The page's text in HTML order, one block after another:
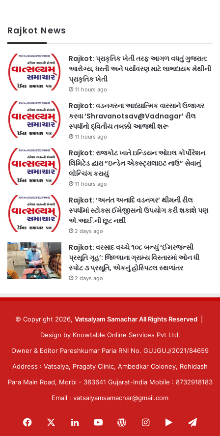
Rajkot News
Rajkot: પ્રાકૃતિક ખેતી તરફ આગળ વધતું ગુજરાત:
આરોગ્ય, ધરતી અને પર્યાવરણ માટે લાભદાયક મેથીની
પ્રાકૃતિક ખેતી
11 hours ago
Rajkot: વડનગરના આધ્યાત્મિક વારસાને ઉજાગર
કરવા ‘Shravanotsav@Vadnagar’ રીલ
સ્પર્ધાનો દ્વિતીય તબક્કો આજથી શરૂ
11 hours ago
Rajkot: રાજકોટ ખાતે ઇન્ડિયન ઓઇલ કોર્પોરેશન
લિમિટેડ દ્વારા “ઇન્ડેન એક્સ્ટ્રાલાઇટ નાઉ” સેવાનું
લોન્ચિંગ કરાયું
11 hours ago
Rajkot: ‘અનંત અનાદિ વડનગર’ થીમની રીલ
સ્પર્ધામાં સ્ટોક્સ ઈમેજીસનો ઉપયોગ કરી શકાશે પણ
એ.આઈ.ની છૂટ નથી
2 days ago
Rajkot: વરસાદ વચ્ચે ૧૦૮ બન્યું ‘ઈમરજન્સી
પ્રસૂતિ ગૃહ’: જિલ્લાના ગ્રામ્ય વિસ્તારમાં ઓન ધી
સ્પોટ ૩ પ્રસૂતિ, એકનું હોસ્પિટલ સ્થળાંતર
2 days ago
© Copyright 2026, Vatsalyam Samachar All Rights Reserved
Design by Knowtable Online Services Pvt Ltd.
Owner & Editor Pareshkumar Paria RNI No. GUJGUJ/2021/84659
Address : Vatsalya, Pragaty Clinic, Ambedkar Coloney, Rohidash
Para Main Road, Morbi - 363641 Gujarat-India Mobile : 8732918183
Email : vatsalyamsamachar@gmail.com
Facebook LinkedInYouTubeWordPressInstagram
Google